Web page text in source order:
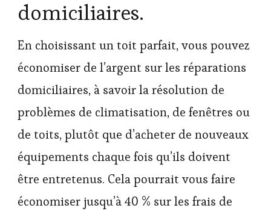
domiciliaires.
En choisissant un toit parfait, vous pouvez
économiser de l’argent sur les réparations
domiciliaires, à savoir la résolution de
problèmes de climatisation, de fenêtres ou
de toits, plutôt que d’acheter de nouveaux
équipements chaque fois qu’ils doivent
être entretenus. Cela pourrait vous faire
économiser jusqu’à 40 % sur les frais de